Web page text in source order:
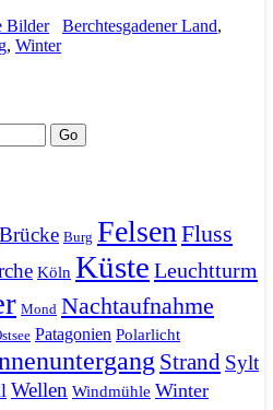
Bilder Berchtesgadener Land,
, Winter
Brücke Burg FelsenFluss
Köln Küste Leuchtturm
Mond Nachtaufnahme
Patagonien Polarlicht
Strand Sylt
Wellen Windmühle Winter